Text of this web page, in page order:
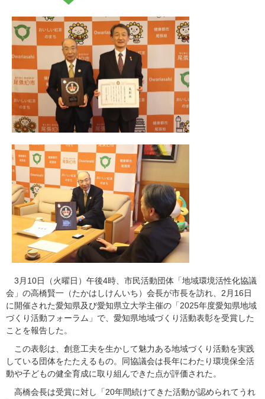
3月10日（火曜日）午後4時、市民活動団体「地域環境活性化協議
会」の高橋賢一（たかはしけんいち）会長が市長を訪れ、2月16日
に開催された愛知県及び愛知県立大学主催の「2025年度愛知県地域
づくり活動フォーラム」で、愛知県地域づくり活動表彰を受賞した
ことを報告した。
この表彰は、創意工夫を生かして魅力ある地域づくり活動を実践
している団体をたたえるもの。同協議会は長年にわたり環境保全活
動や子どもの健全育成に取り組んできた点が評価された。
高橋会長は受賞に対し「20年間続けてきた活動が認められてうれ